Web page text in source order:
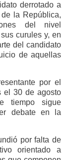
derrotado a
la República,
del nivel
curules y, en
del candidato
de aquellas
por el
el 30 de agosto
tiempo sigue
debate en la
por falta de
orientado a